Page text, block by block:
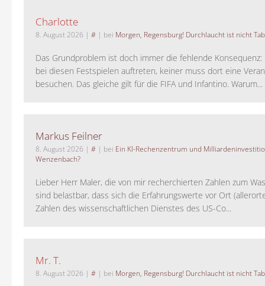
Charlotte
8. August 2026 | # | bei Morgen, Regensburg! Durchlaucht ist nicht
Das Grundproblem ist doch immer die fehlende
bei diesen Festspielen auftreten, keiner muss dort eine
besuchen. Das gleiche gilt für die FIFA und Infantino. Warum...
Markus Feilner
8. August 2026 | # | bei Ein KI-Rechenzentrum und
Wenzenbach?
Lieber Herr Maler, die von mir recherchierten Zahlen zum
sind belastbar, dass sich die Erfahrungswerte vor Ort
Zahlen des wissenschaftlichen Dienstes des US-Co...
Mr. T.
8. August 2026 | # | bei Morgen, Regensburg! Durchlaucht ist nicht